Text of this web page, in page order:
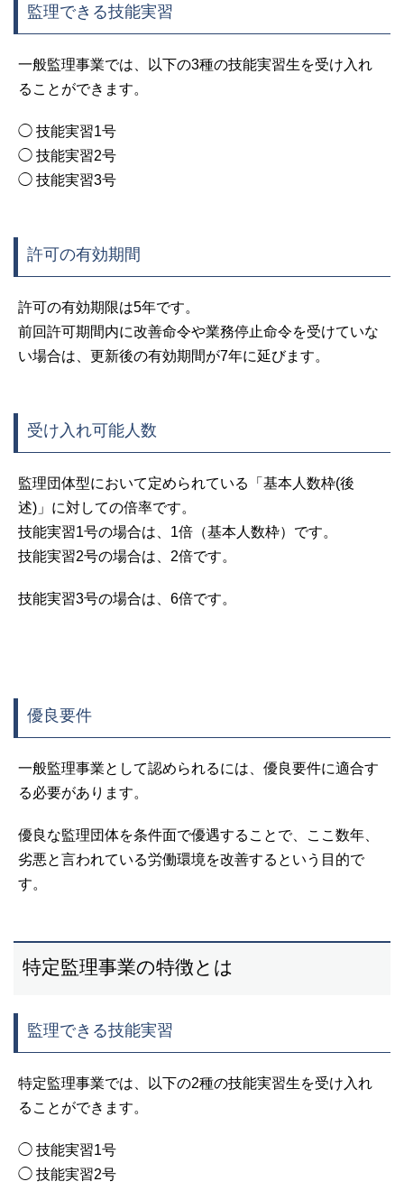
監理できる技能実習
一般監理事業では、以下の3種の技能実習生を受け入れ
ることができます。
◯ 技能実習1号
◯ 技能実習2号
◯ 技能実習3号
許可の有効期間
許可の有効期限は5年です。
前回許可期間内に改善命令や業務停止命令を受けていな
い場合は、更新後の有効期間が7年に延びます。
受け入れ可能人数
監理団体型において定められている「基本人数枠(後
述)」に対しての倍率です。
技能実習1号の場合は、1倍（基本人数枠）です。
技能実習2号の場合は、2倍です。
技能実習3号の場合は、6倍です。
優良要件
一般監理事業として認められるには、優良要件に適合す
る必要があります。
優良な監理団体を条件面で優遇することで、ここ数年、
劣悪と言われている労働環境を改善するという目的で
す。
特定監理事業の特徴とは
監理できる技能実習
特定監理事業では、以下の2種の技能実習生を受け入れ
ることができます。
◯ 技能実習1号
◯ 技能実習2号